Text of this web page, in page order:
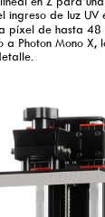
ingreso de luz UV
píxel de hasta 48
a Photon Mono X,